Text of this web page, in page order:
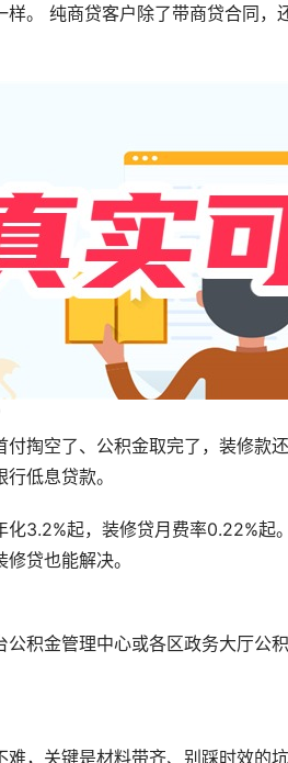
。 纯商贷客户除了带商贷合同
掏空了、公积金取完了，装修款
低息贷款。
3.2%起，装修贷月费率0.22%起
贷也能解决。
积金管理中心或各区政务大厅公
，关键是材料带齐、别踩时效的